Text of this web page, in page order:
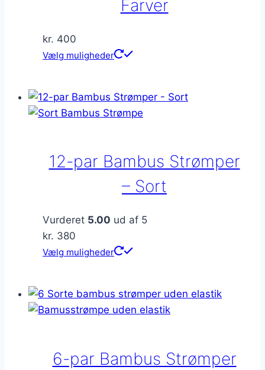
Farver
kr. 400
Vælg muligheder
Dette
flere
varianter.
vælges
på
varesiden
12-par Bambus Strømper
– Sort
Vurderet 5.00 ud af 5
kr. 380
Vælg muligheder
Dette
flere
varianter.
vælges
6-par Bambus Strømper